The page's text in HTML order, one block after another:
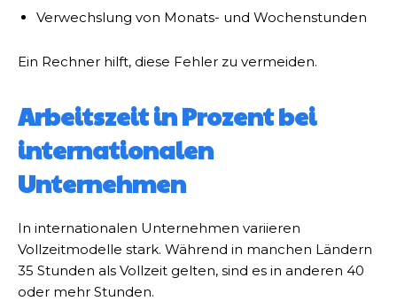
Verwechslung von Monats- und Wochenstunden
Ein Rechner hilft, diese Fehler zu vermeiden.
Arbeitszeit in Prozent bei
internationalen
Unternehmen
In internationalen Unternehmen variieren
Vollzeitmodelle stark. Während in manchen Ländern
35 Stunden als Vollzeit gelten, sind es in anderen 40
oder mehr Stunden.